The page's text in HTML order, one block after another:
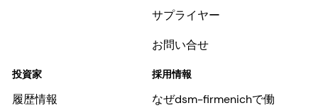
サプライヤー
お問い合せ
投資家
履歴情報
採用情報
なぜdsm-firmenichで働